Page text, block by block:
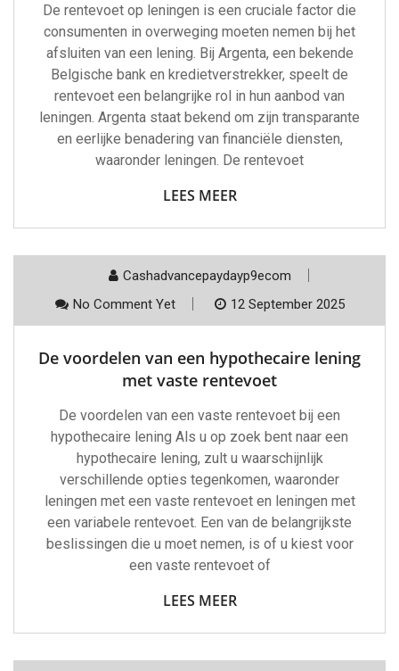
De rentevoet op leningen is een cruciale factor die
consumenten in overweging moeten nemen bij het
afsluiten van een lening. Bij Argenta, een bekende
Belgische bank en kredietverstrekker, speelt de
rentevoet een belangrijke rol in hun aanbod van
leningen. Argenta staat bekend om zijn transparante
en eerlijke benadering van financiële diensten,
waaronder leningen. De rentevoet
LEES MEER
Cashadvancepaydayp9ecom
No Comment Yet
12 September 2025
De voordelen van een hypothecaire lening
met vaste rentevoet
De voordelen van een vaste rentevoet bij een
hypothecaire lening Als u op zoek bent naar een
hypothecaire lening, zult u waarschijnlijk
verschillende opties tegenkomen, waaronder
leningen met een vaste rentevoet en leningen met
een variabele rentevoet. Een van de belangrijkste
beslissingen die u moet nemen, is of u kiest voor
een vaste rentevoet of
LEES MEER